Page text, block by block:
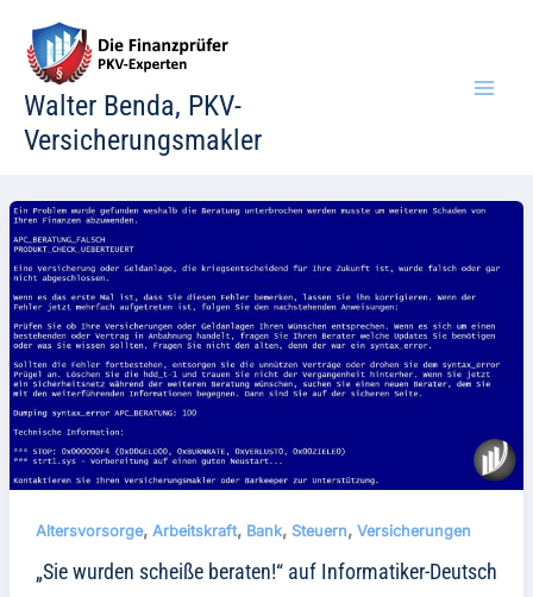
Inhalt
springen
Walter Benda, PKV-
Versicherungsmakler
Altersvorsorge, Arbeitskraft, Bank, Steuern, Versicherungen
„Sie wurden scheiße beraten!“ auf Informatiker-Deutsch